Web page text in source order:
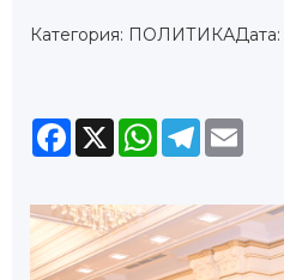
Категория: ПОЛИТИКА
Facebook
X WhatsApp
Telegram